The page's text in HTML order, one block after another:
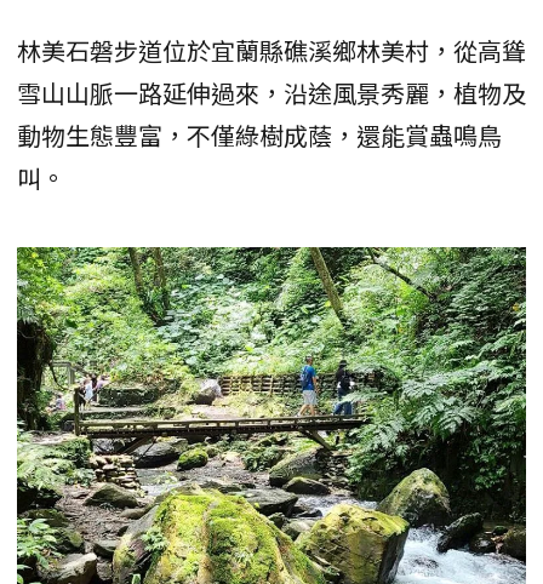
林美石磐步道位於宜蘭縣礁溪鄉林美村，從高聳
雪山山脈一路延伸過來，沿途風景秀麗，植物及
動物生態豐富，不僅綠樹成蔭，還能賞蟲鳴鳥
叫。